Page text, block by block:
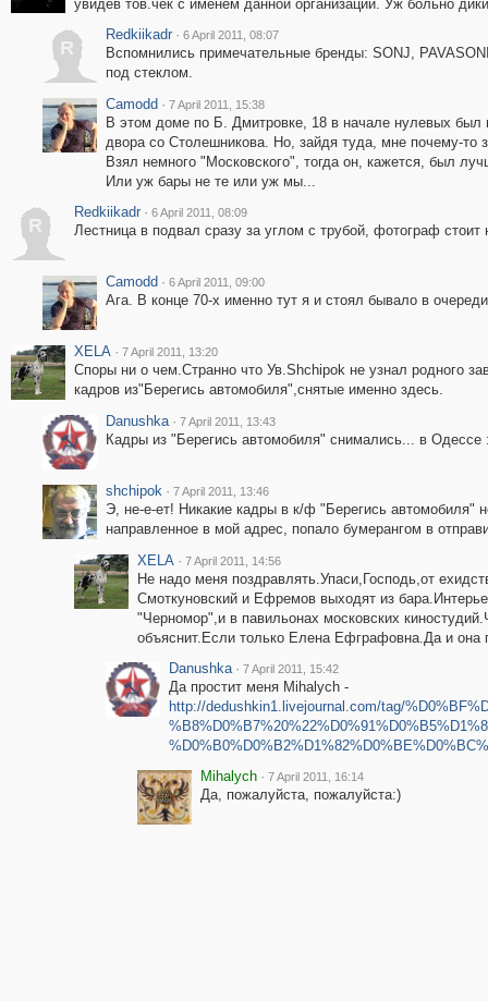
увидев тов.чек с именем данной организации. Уж больно
R
Redkiikadr · 6 April 2011, 08:07
Вспомнились примечательные бренды: SONJ,
под стеклом.
Camodd · 7 April 2011, 15:38
В этом доме по Б. Дмитровке, 18 в начале нулевых
двора со Столешникова. Но, зайдя туда, мне почему-то
Взял немного "Московского", тогда он, кажется, был
Или уж бары не те или уж мы...
R
Redkiikadr · 6 April 2011, 08:09
Лестница в подвал сразу за углом с трубой, фотограф
Camodd · 6 April 2011, 09:00
Ага. В конце 70-х именно тут я и стоял бывало в
XELA · 7 April 2011, 13:20
Споры ни о чем.Странно что Ув.Shchipok не узнал родного
кадров из"Берегись автомобиля",снятые именно здесь.
Danushka · 7 April 2011, 13:43
Кадры из "Берегись автомобиля" снимались... в
shchipok · 7 April 2011, 13:46
Э, не-е-ет! Никакие кадры в к/ф "Берегись автомобиля"
направленное в мой адрес, попало бумерангом в
XELA · 7 April 2011, 14:56
Не надо меня поздравлять.Упаси,Господь,от
Смоткуновский и Ефремов выходят из
"Черномор",и в павильонах московских
объяснит.Если только Елена Ефграфовна.Да и она
Danushka · 7 April 2011, 15:42
Да простит меня Mihalych -
http://dedushkin1.livejournal.com/tag/
Mihalych · 7 April 2011, 16:14
Да, пожалуйста, пожалуйста:)